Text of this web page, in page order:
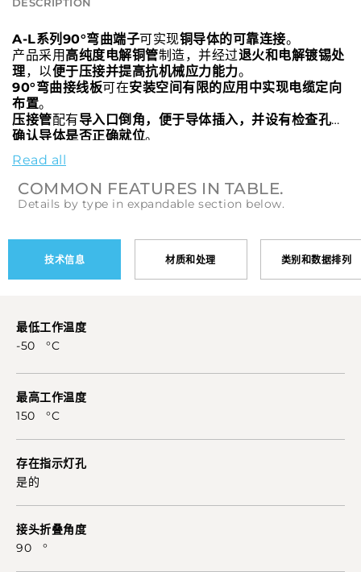
DESCRIPTION
A-L系列90°弯曲端子可实现铜导体的可靠连接。
产品采用 高纯度电解铜管制造，并经过退火和电解镀锡处
理，以便于压接并提高抗机械应力能力。
90°弯曲接线板可在安装空间有限的应用中实现电缆定向
布置。
压接管配有导入口倒角，便于导体插入，并设有检查孔以
确认导体是否正确就位。
A-L端子已获得
Read all
COMMON FEATURES IN TABLE.
Details by type in expandable section below.
技术信息 材质和处理 类别和数据排列
最低工作温度
-50 °C
最高工作温度
150 °C
存在指示灯孔
是的
接头折叠角度
90 °